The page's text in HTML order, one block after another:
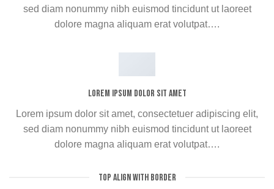
sed diam nonummy nibh euismod tincidunt ut laoreet
dolore magna aliquam erat volutpat….
Lorem ipsum dolor sit amet
Lorem ipsum dolor sit amet, consectetuer adipiscing elit,
sed diam nonummy nibh euismod tincidunt ut laoreet
dolore magna aliquam erat volutpat….
TOP ALIGN WITH BORDER